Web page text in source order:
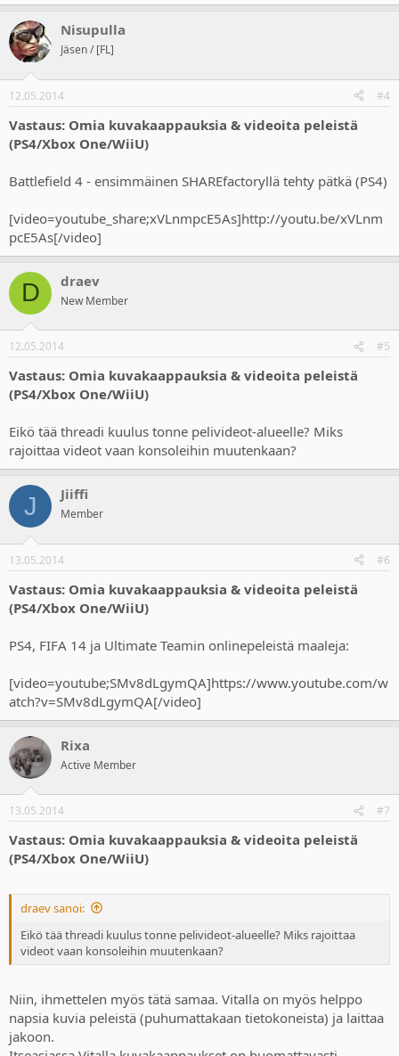
Nisupulla
Jäsen / [FL]
12.05.2014 #4
Vastaus: Omia kuvakaappauksia & videoita peleistä
(PS4/Xbox One/WiiU)
Battlefield 4 - ensimmäinen SHAREfactoryllä tehty pätkä (PS4)
[video=youtube_share;xVLnmpcE5As]http://youtu.be/xVLnm
pcE5As[/video]
D draev
New Member
12.05.2014 #5
Vastaus: Omia kuvakaappauksia & videoita peleistä
(PS4/Xbox One/WiiU)
Eikö tää threadi kuulus tonne pelivideot-alueelle? Miks
rajoittaa videot vaan konsoleihin muutenkaan?
J Jiiffi
Member
13.05.2014 #6
Vastaus: Omia kuvakaappauksia & videoita peleistä
(PS4/Xbox One/WiiU)
PS4, FIFA 14 ja Ultimate Teamin onlinepeleistä maaleja:
[video=youtube;SMv8dLgymQA]https://www.youtube.com/w
atch?v=SMv8dLgymQA[/video]
Rixa
Active Member
13.05.2014 #7
Vastaus: Omia kuvakaappauksia & videoita peleistä
(PS4/Xbox One/WiiU)
draev sanoi:
Eikö tää threadi kuulus tonne pelivideot-alueelle? Miks rajoittaa
videot vaan konsoleihin muutenkaan?
Niin, ihmettelen myös tätä samaa. Vitalla on myös helppo
napsia kuvia peleistä (puhumattakaan tietokoneista) ja laittaa
jakoon.